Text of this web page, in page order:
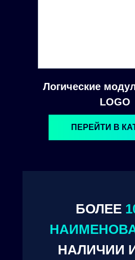
БОЛЕЕ
НАЛИЧИИ
Логические
LOGO
ПЕРЕЙТИ В
© 2024. ООО "Технокам